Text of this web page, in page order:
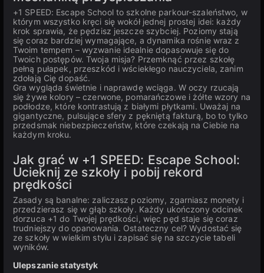
+1 SPEED: Escape School to szkolne parkour-szaleństwo, w
którym wszystko kręci się wokół jednej prostej idei: każdy
krok sprawia, że pędzisz jeszcze szybciej. Poziomy stają
się coraz bardziej wymagające, a dynamika rośnie wraz z
Twoim tempem – wyzwanie idealnie dopasowuje się do
Twoich postępów. Twoja misja? Przemknąć przez szkołę
pełną pułapek, przeszkód i wściekłego nauczyciela, zanim
zdołają Cię dopaść.
Gra wygląda świetnie i naprawdę wciąga. W oczy rzucają
się żywe kolory – czerwone, pomarańczowe i żółte wzory na
podłodze, które kontrastują z białymi płytkami. Uważaj na
gigantyczne, pulsujące sfery z pękniętą fakturą, bo to tylko
przedsmak niebezpieczeństw, które czekają na Ciebie na
każdym kroku.
Jak grać w +1 SPEED: Escape School:
Ucieknij ze szkoły i pobij rekord
prędkości
Zasady są banalne: zaliczasz poziomy, zgarniasz monety i
przedzierasz się w głąb szkoły. Każdy ukończony odcinek
dorzuca +1 do Twojej prędkości, więc pęd staje się coraz
trudniejszy do opanowania. Ostateczny cel? Wydostać się
ze szkoły w wielkim stylu i zapisać się na szczycie tabeli
wyników.
Ulepszanie statystyk